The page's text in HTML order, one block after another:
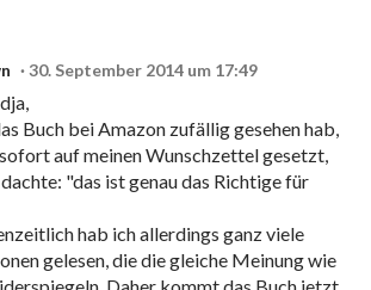
30. September 2014 um 17:49
Buch bei Amazon zufällig gesehen hab,
auf meinen Wunschzettel gesetzt,
"das ist genau das Richtige für
hab ich allerdings ganz viele
gelesen, die die gleiche Meinung wie